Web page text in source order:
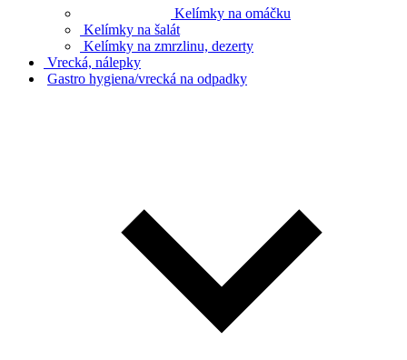
Kelímky na omáčku
Kelímky na šalát
Kelímky na zmrzlinu, dezerty
Vrecká, nálepky
Gastro hygiena/vrecká na odpadky